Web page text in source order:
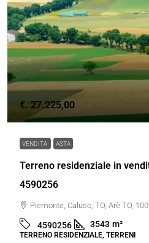
€. 27.225,00
VENDITA ASTA
Terreno residenziale in
4590256
Piemonte, Caluso, TO, Arè TO,
4590256 3543 m²
TERRENO RESIDENZIALE, TERRENI